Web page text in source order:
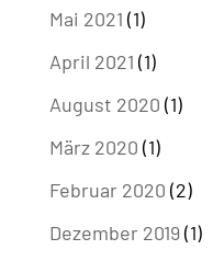
Mai 2021 (1)
April 2021 (1)
August 2020 (1)
März 2020 (1)
Februar 2020 (2)
Dezember 2019(1)